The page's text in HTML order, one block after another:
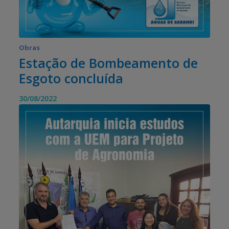
Obras
Estação de Bombeamento de
Esgoto concluída
30/08/2022